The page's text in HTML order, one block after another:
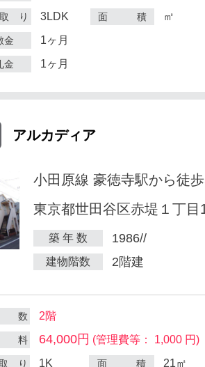
り 3LDK 面 積 ㎡
金 1ヶ月
金 1ヶ月
アルカディア
小田原線 豪徳寺駅から徒
東京都世田谷区赤堤１丁目
築 年 数 1986//
建物階数 2階建
数 2階
料 64,000円 (管理費等： 1,000 円)
り 1K 面 積 21㎡